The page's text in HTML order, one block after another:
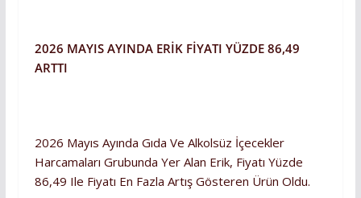
2026 MAYIS AYINDA ERİK FİYATI YÜZDE 86,49
ARTTI
2026 Mayıs Ayında Gıda Ve Alkolsüz İçecekler
Harcamaları Grubunda Yer Alan Erik, Fiyatı Yüzde
86,49 Ile Fiyatı En Fazla Artış Gösteren Ürün Oldu.